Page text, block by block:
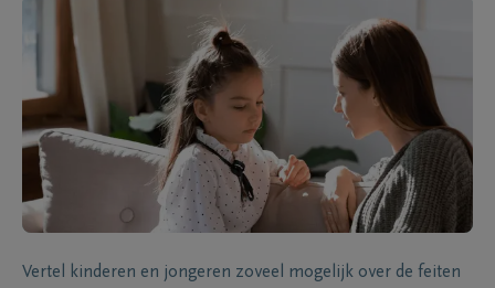
Vertel kinderen en jongeren zoveel mogelijk over de feiten